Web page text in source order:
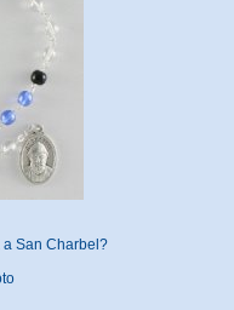
San Charbel?